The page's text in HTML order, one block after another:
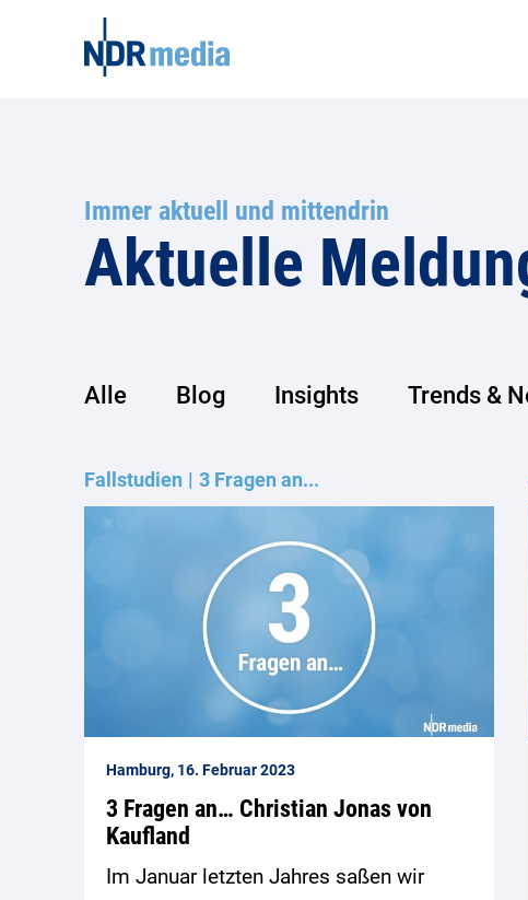
Immer aktuell und mittendrin
Aktuelle
Alle Blog Insights Trends &
Fallstudien 3 Fragen an...
Hamburg, 16. Februar 2023
3 Fragen an… Christian Jonas von
Kaufland
Im Januar letzten Jahres saßen wir